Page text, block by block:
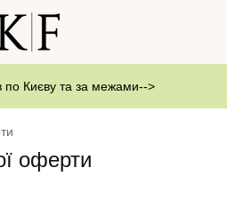
по Києву та за межами-->
оферти